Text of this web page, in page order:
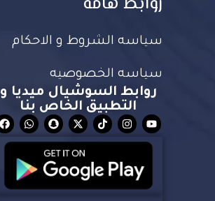
سياسه الشروط و الاحكام
سياسه الخصوصيه
روابط السوشيال ميديا و
التطبيق الخاص بنا